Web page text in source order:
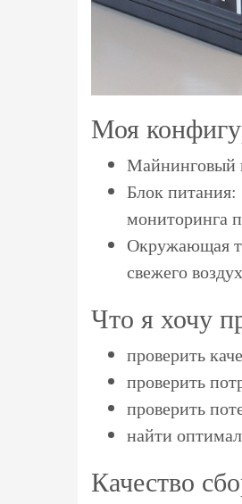
Моя
Майнинговый
Блок
мониторинга
Окружающая
свежего
Что я хочу
проверить
проверить
проверить
найти
Качество